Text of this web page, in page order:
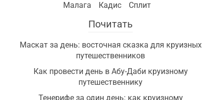
Малага
Кадис Сплит
Почитать
Маскат за день: восточная сказка для круизных
путешественников
Как провести день в Абу-Даби круизному
путешественнику
Тенерифе за один день: как круизному